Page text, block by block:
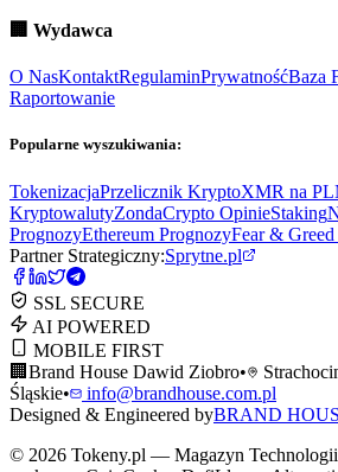
🏢 Wydawca
O NasKontaktRegulaminPrywatnośćBaza
Raportowanie
Popularne wyszukiwania:
TokenizacjaPrzelicznik KryptoXMR na
KryptowalutyZondaCrypto OpinieStaking
PrognozyEthereum PrognozyFear &
Partner Strategiczny:Sprytne.pl
SSL SECURE
AI POWERED
MOBILE FIRST
🏢 Brand House Dawid Ziobro•
Śląskie•
info@brandhouse.com.pl
Designed & Engineered byBRAND
© 2026 Tokeny.pl — Magazyn Technologii